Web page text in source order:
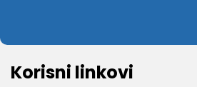
Korisni linkovi